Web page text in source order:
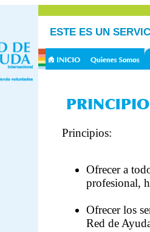
ESTE ES UN
Principios:
Ofrecer a
profesional,
Ofrecer los
Red de